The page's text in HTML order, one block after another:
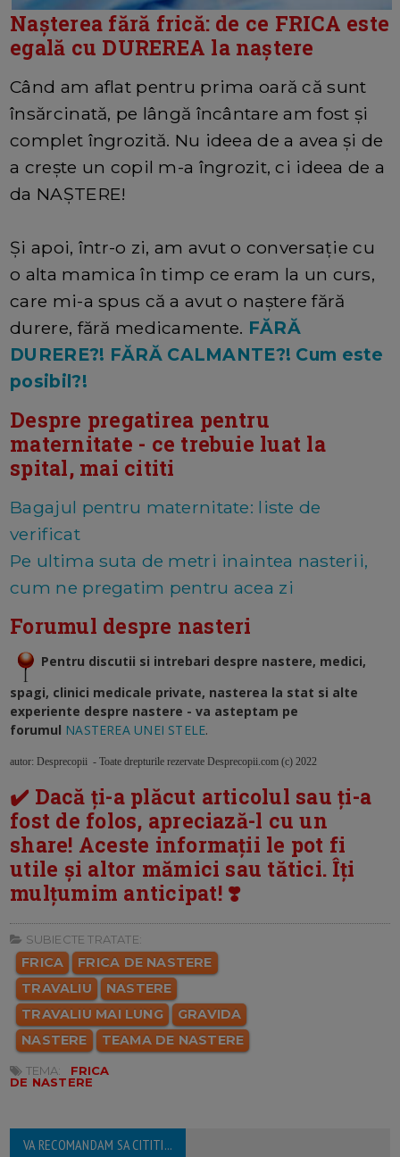
Nașterea fără frică: de ce FRICA este
egală cu DUREREA la naștere
Când am aflat pentru prima oară că sunt
însărcinată, pe lângă încântare am fost și
complet îngrozită. Nu ideea de a avea și de
a crește un copil m-a îngrozit, ci ideea de a
da NAȘTERE!
Și apoi, într-o zi, am avut o conversație cu
o alta mamica în timp ce eram la un curs,
care mi-a spus că a avut o naștere fără
durere, fără medicamente. FĂRĂ
DURERE?! FĂRĂ CALMANTE?! Cum este
posibil?!
Despre pregatirea pentru
maternitate - ce trebuie luat la
spital, mai cititi
Bagajul pentru maternitate: liste de
verificat
Pe ultima suta de metri inaintea nasterii,
cum ne pregatim pentru acea zi
Forumul despre nasteri
Pentru discutii si intrebari despre nastere, medici,
spagi, clinici medicale private, nasterea la stat si alte
experiente despre nastere - va asteptam pe
forumul NASTEREA UNEI STELE.
autor: Desprecopii - Toate drepturile rezervate Desprecopii.com (c) 2022
✔️ Dacă ți-a plăcut articolul sau ți-a
fost de folos, apreciază-l cu un
share! Aceste informații le pot fi
utile și altor mămici sau tătici. Îți
mulțumim anticipat! ❣️
SUBIECTE TRATATE:
FRICA
FRICA DE NASTERE
TRAVALIU
NASTERE
TRAVALIU MAI LUNG
GRAVIDA
NASTERE
TEAMA DE NASTERE
TEMA:
FRICA
DE NASTERE
VA RECOMANDAM SA CITITI...